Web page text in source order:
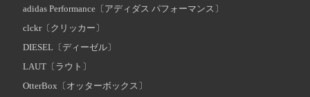
adidas Performance〔アディダス パフォーマンス〕
clckr〔クリッカー〕
DIESEL〔ディーゼル〕
LAUT〔ラウト〕
OtterBox〔オッターボックス〕